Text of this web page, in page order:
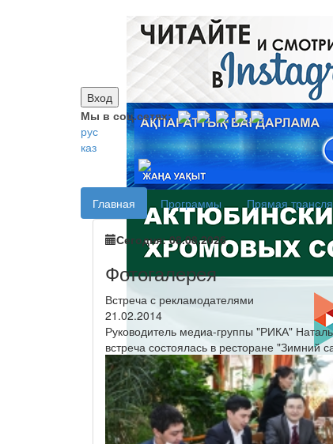
Вход
Мы в соц.сетях:
рус
каз
Главная Программы Прямая
Сегодня: 08.08.2026
Фотогалерея
Встреча с рекламодателями
21.02.2014
Руководитель медиа-группы "РИКА"
встреча состоялась в ресторане